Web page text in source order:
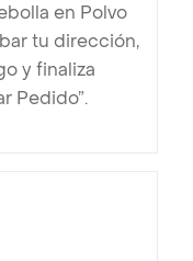
en Polvo
tu dirección,
y finaliza
Pedido”.